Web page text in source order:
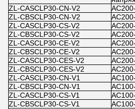
ZL-CASCLP30-CN-V2
ZL-CBSCLP30-CN-V2
ZL-CASCLP30-CS-V2
ZL-CBSCLP30-CS-V2
ZL-CASCLP30-CE-V2
ZL-CBSCLP30-CE-V2
ZL-CASCLP30-CES-V2
ZL-CBSCLP30-CES-V2
ZL-CASCLP30-CN-V1
ZL-CBSCLP30-CN-V1
ZL-CASCLP30-CS-V1
ZL-CBSCLP30-CS-V1